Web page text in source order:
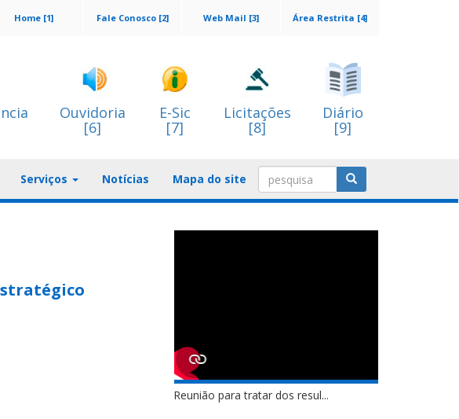
Área Restrita [4]
Web Mail [3]
Fale Conosco [2]
Home [1]
Ouvidoria
[6]
E-Sic
[7]
Licitações
[8]
Diário
[9]
Serviços Notícias Mapa do site
Reunião para tratar dos resul...